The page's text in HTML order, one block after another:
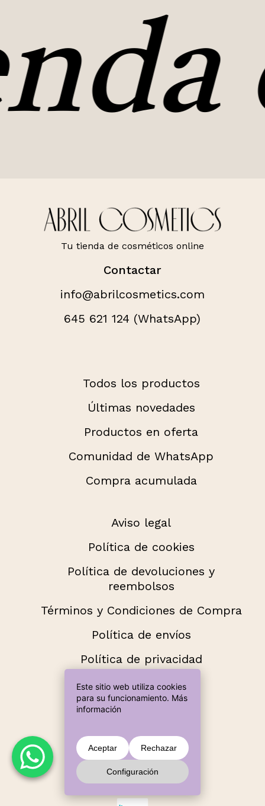
60,00 € para envío gratuito.
Subtotal:
Ver Carrito Finalizar Compra
Tu tienda de cosméticos online
Contactar
info@abrilcosmetics.com
645 621 124 (WhatsApp)
Todos los productos
Últimas novedades
Productos en oferta
Comunidad de WhatsApp
Compra acumulada
Aviso legal
Política de cookies
Política de devoluciones y
reembolsos
Términos y Condiciones de Compra
Política de envíos
Política de privacidad
Este sitio web utiliza cookies
para su funcionamiento. Más
información
Aceptar Rechazar
Configuración